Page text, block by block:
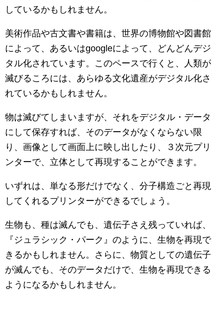
しているかもしれません。
美術作品や古文書や書籍は、世界の博物館や図書館
によって、あるいはgoogleによって、どんどんデジ
タル化されています。このペースで行くと、人類が
滅びるころには、あらゆる文化遺産がデジタル化さ
れているかもしれません。
物は滅びてしまいますが、それをデジタル・データ
にして保存すれば、そのデータがなくならない限
り、画像として画面上に映し出したり、３次元プリ
ンターで、立体として再現することができます。
いずれは、単なる形だけでなく、分子構造ごと再現
してくれるプリンターができるでしょう。
生物も、種は滅んでも、遺伝子さえ残っていれば、
『ジュラシック・パーク』のように、生物を再現で
きるかもしれません。さらに、物質としての遺伝子
が滅んでも、そのデータだけで、生物を再現できる
ようになるかもしれません。